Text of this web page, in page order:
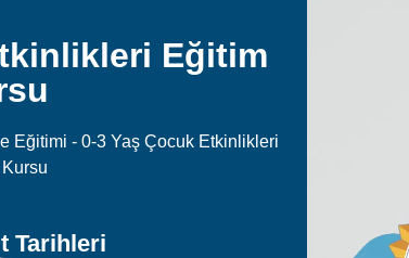
Eğitim
Eğitimi - 0-3 Yaş Çocuk Etkinlikleri
Tarihleri